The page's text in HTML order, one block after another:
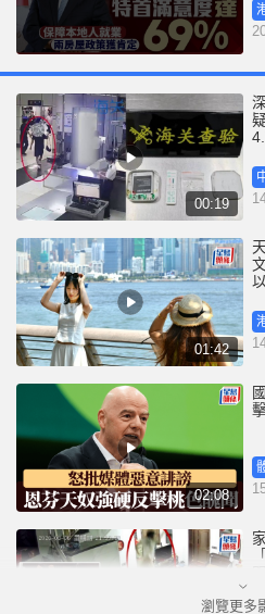
00:19
疑 海關聞出怪味「
01:42
02:08
瀏覽更多